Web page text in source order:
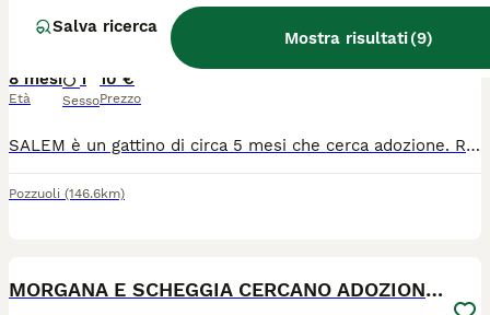
Salva ricerca
Mostra risultati(9)
8 mesi
Età
1
Sesso
10 €
Prezzo
SALEM è un gattino di circa 5 mesi che cerca adozione. Rischia di essere spostato dal territorio dove vive quindi salviamolo. Adozione gratis (Pozzuoli Napoli ) Meglio se mi scrivete su whatsapp 3394843842 siccome non sono in Italia attualmente , altrimenti se chiamate al numero la chiamata viene inoltrata a mia madre e potrete parlare con lei
Pozzuoli (146.6km)
MORGANA E SCHEGGIA CERCANO ADOZIONE (POZZUOLI NA)